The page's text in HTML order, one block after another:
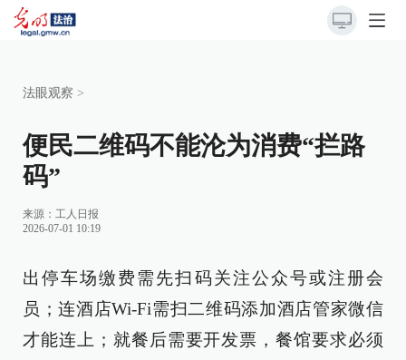
法眼观察 >
便民二维码不能沦为消费“拦路
码”
来源： 工人日报
2026-07-01 10:19
出停车场缴费需先扫码关注公众号或注册会
员；连酒店Wi-Fi需扫二维码添加酒店管家微信
才能连上；就餐后需要开发票，餐馆要求必须